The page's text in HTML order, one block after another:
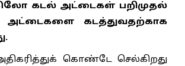
கடல் அட்டைகள் பறிமுதல்
அட்டைகளை கடத்துவதற்காக
கொண்டே செல்கிறது